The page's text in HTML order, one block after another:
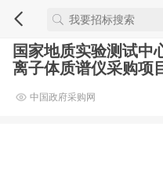
国家地质实验测试中
离子体质谱仪采购项
中国政府采购网